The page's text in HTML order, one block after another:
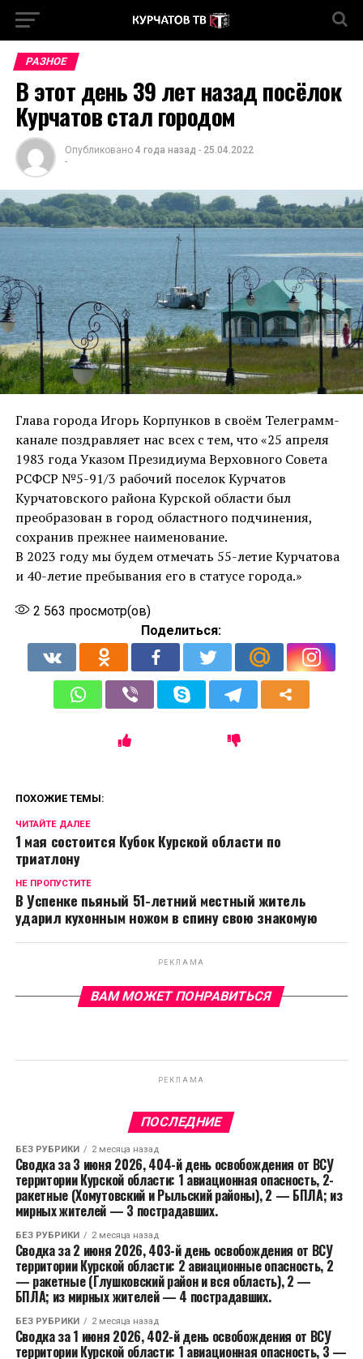
РАЗНОЕ
В этот день 39 лет назад посëлок
Курчатов стал городом
Опубликовано 4 года назад - 25.04.2022
-
Глава города Игорь Корпунков в своëм Телеграмм-
канале поздравляет нас всех с тем, что «25 апреля
1983 года Указом Президиума Верховного Совета
РСФСР №5-91/3 рабочий поселок Курчатов
Курчатовского района Курской области был
преобразован в город областного подчинения,
сохранив прежнее наименование.
В 2023 году мы будем отмечать 55-летие Курчатова
и 40-летие пребывания его в статусе города.»
2 563 просмотр(ов)
Поделиться:
ПОХОЖИЕ ТЕМЫ:
ЧИТАЙТЕ ДАЛЕЕ
1 мая состоится Кубок Курской области по
триатлону
НЕ ПРОПУСТИТЕ
В Успенке пьяный 51-летний местный житель
ударил кухонным ножом в спину свою знакомую
РЕКЛАМА
ВАМ МОЖЕТ ПОНРАВИТЬСЯ
РЕКЛАМА
ПОСЛЕДНИЕ
БЕЗ РУБРИКИ 2 месяца назад
Сводка за 3 июня 2026, 404-й день освобождения от ВСУ
территории Курской области: 1 авиационная опасность, 2-
ракетные (Хомутовский и Рыльский районы), 2 — БПЛА; из
мирных жителей — 3 пострадавших.
БЕЗ РУБРИКИ 2 месяца назад
Сводка за 2 июня 2026, 403-й день освобождения от ВСУ
территории Курской области: 2 авиационные опасность, 2
— ракетные (Глушковский район и вся область), 2 —
БПЛА; из мирных жителей — 4 пострадавших.
БЕЗ РУБРИКИ 2 месяца назад
Сводка за 1 июня 2026, 402-й день освобождения от ВСУ
территории Курской области: 1 авиационная опасность, 3 —